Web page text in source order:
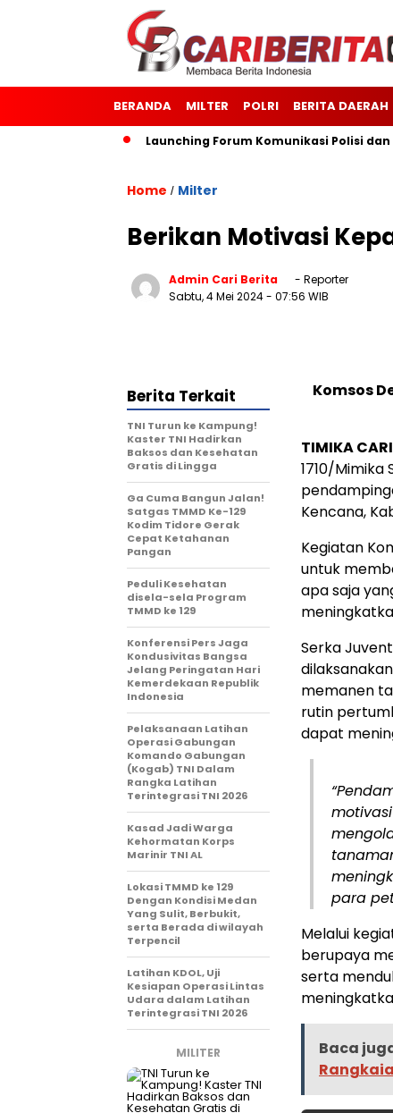
BERANDA MILTER POLRI BERITA DAERAH
Launching Forum Komunikasi Polisi dan
Home / Milter
Berikan Motivasi
Admin Cari Berita
- Reporter
Sabtu, 4 Mei 2024- 07:56 WIB
Komsos
TIMIKA
1710/
Kencana,
Kegiatan
untuk
apa saja
Serka
memanen
rutin
dapat
para
Melalui
berupaya
serta
Baca
Berita Terkait
TNI Turun ke Kampung!
Kaster TNI Hadirkan
Baksos dan Kesehatan
Gratis di Lingga
Ga Cuma Bangun Jalan!
Satgas TMMD Ke-129
Kodim Tidore Gerak
Cepat Ketahanan
Pangan
Peduli Kesehatan
disela-sela Program
TMMD ke 129
Konferensi Pers Jaga
Kondusivitas Bangsa
Jelang Peringatan Hari
Kemerdekaan Republik
Indonesia
Pelaksanaan Latihan
Operasi Gabungan
Komando Gabungan
(Kogab) TNI Dalam
Rangka Latihan
Terintegrasi TNI 2026
Kasad Jadi Warga
Kehormatan Korps
Marinir TNI AL
Lokasi TMMD ke 129
Dengan Kondisi Medan
Yang Sulit, Berbukit,
serta Berada di wilayah
Terpencil
Latihan KDOL, Uji
Kesiapan Operasi Lintas
Udara dalam Latihan
Terintegrasi TNI 2026
MILITER